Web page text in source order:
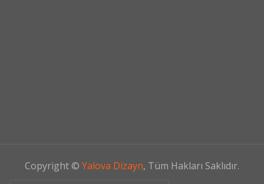
Copyright © Yalova Dizayn, Tüm Hakları Saklıdır.